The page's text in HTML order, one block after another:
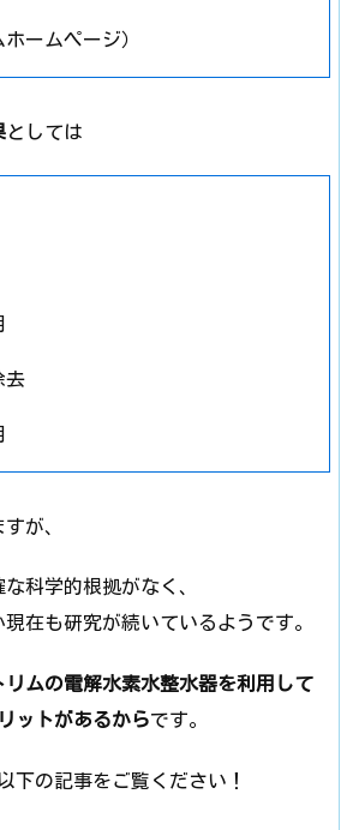
ームページ）
としては
去
が、
科学的根拠がなく、
在も研究が続いているようです。
ムの電解水素水整水器を利用して
ットがあるからです。
下の記事をご覧ください！